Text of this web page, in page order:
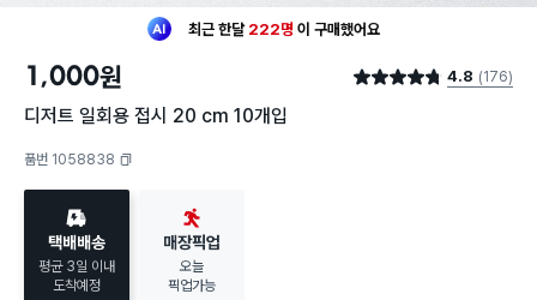
최근 한달 222명 이 구매했어요
구매했어요
1,000원 별점 4.8점 4.8 (176)
디저트 일회용 접시 20 cm 10개입
품번 1058838
택배배송
평균 3일 이내
도착예정
매장픽업
오늘
픽업가능